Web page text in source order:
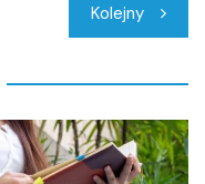
Kolejny